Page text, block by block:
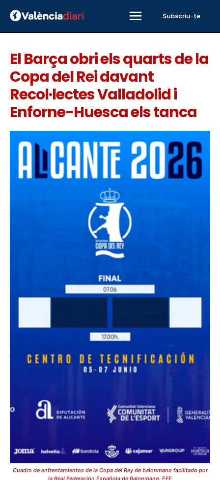
Subscriu-te
El Barça obri els quarts de la
Copa del Rei davant
Recol·lectes Valladolid i
Enforne-Huesca els tanca
Cuadro de enfrentamientos de la Copa del Rey de balonmano facilitado por
la Real Federación Española de Balonmano. EFE